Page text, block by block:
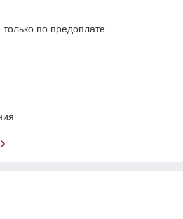
по предоплате.